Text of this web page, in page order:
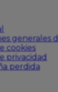
generales
cookies
privacidad
perdida